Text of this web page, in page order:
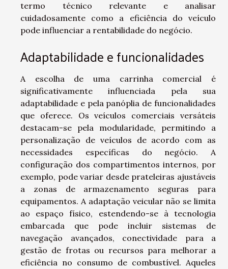
termo técnico relevante e analisar
cuidadosamente como a eficiência do veículo
pode influenciar a rentabilidade do negócio.
Adaptabilidade e funcionalidades
A escolha de uma carrinha comercial é
significativamente influenciada pela sua
adaptabilidade e pela panóplia de funcionalidades
que oferece. Os veículos comerciais versáteis
destacam-se pela modularidade, permitindo a
personalização de veículos de acordo com as
necessidades específicas do negócio. A
configuração dos compartimentos internos, por
exemplo, pode variar desde prateleiras ajustáveis
a zonas de armazenamento seguras para
equipamentos. A adaptação veicular não se limita
ao espaço físico, estendendo-se à tecnologia
embarcada que pode incluir sistemas de
navegação avançados, conectividade para a
gestão de frotas ou recursos para melhorar a
eficiência no consumo de combustível. Aqueles